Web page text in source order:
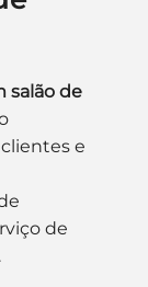
salão de
e
de